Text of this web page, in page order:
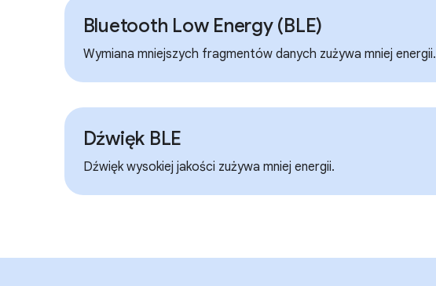
Bluetooth Low Energy (BLE)
Wymiana mniejszych fragmentów danych zużywa mniej energii.
Dźwięk BLE
Dźwięk wysokiej jakości zużywa mniej energii.